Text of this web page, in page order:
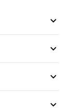
expand_more
expand_more
expand_more
expand_more